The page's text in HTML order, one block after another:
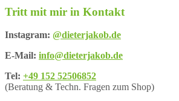
Tritt mit mir in Kontakt
Instagram: @dieterjakob.de
E-Mail: info@dieterjakob.de
Tel: +49 152 52506852
(Beratung & Techn. Fragen zum Shop)